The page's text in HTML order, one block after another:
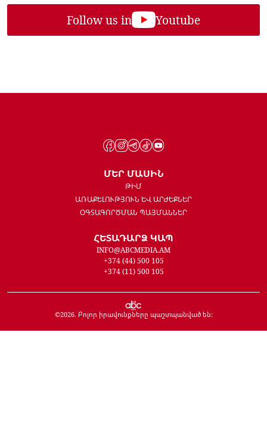
Follow us in Youtube
ՄԵՐ ՄԱՍԻՆ
ԹԻՄ
ԱՌԱՔԵԼՈՒԹՅՈՒՆ ԵՎ ԱՐԺԵՔՆԵՐ
ՕԳՏԱԳՈՐԾՄԱՆ ՊԱՅՄԱՆՆԵՐ
ՀԵՏԱԴԱՐՁ ԿԱՊ
INFO@ABCMEDIA.AM
+374 (44) 500 105
+374 (11) 500 105
©2026. Բոլոր իրավունքները պաշտպանված են: